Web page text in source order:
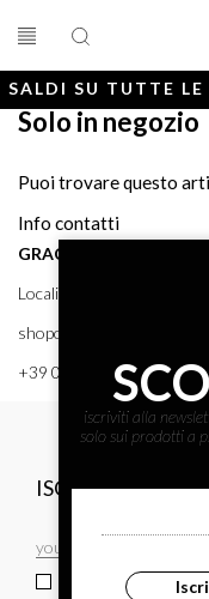
SALDI SU TUTTE
Solo in negozio
Puoi trovare questo
Info contatti
GRACE BTQ
Località Porto, 38 58043 -
shoponline@gracebtq.com
+39 0564 92 24 24
ISCRIVITI ALLA
ho letto ed accettato le
iscriviti alla
solo sui prodotti a